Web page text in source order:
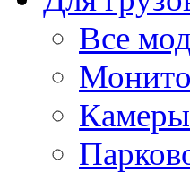
Все
Камеры